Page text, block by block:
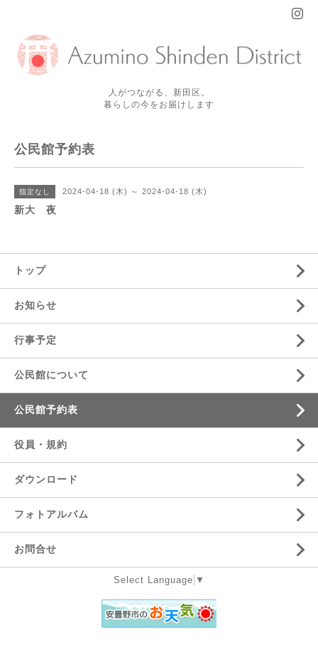
人がつながる、新田区。
暮らしの今をお届けします
公民館予約表
指定なし 2024-04-18 (木) ～ 2024-04-18 (木)
新大 夜
トップ
お知らせ
行事予定
公民館について
公民館予約表
役員・規約
ダウンロード
フォトアルバム
お問合せ
Select Language ▼